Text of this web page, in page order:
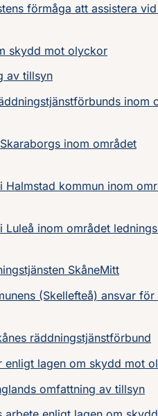
förmåga att assistera
skydd mot olyckor
av tillsyn
inom
inom området
Halmstad kommun inom
Luleå inom området
SkåneMitt
(Skellefteå) ansvar
räddningstjänstförbund
enligt lagen om skydd mot
omfattning av tillsyn